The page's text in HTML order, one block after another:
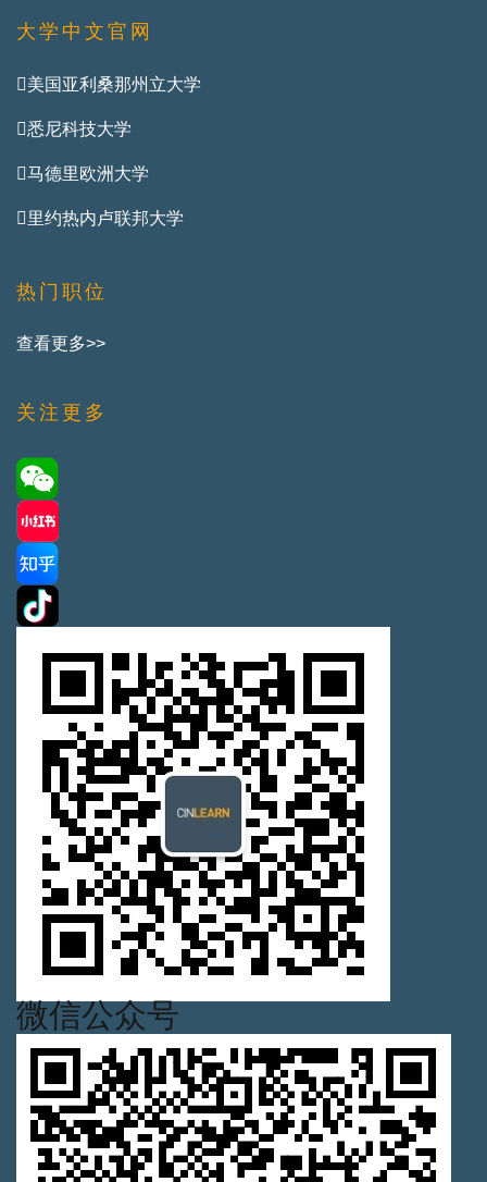
大学中文官网
美国亚利桑那州立大学
悉尼科技大学
马德里欧洲大学
里约热内卢联邦大学
热门职位
查看更多>>
关注更多
微信公众号